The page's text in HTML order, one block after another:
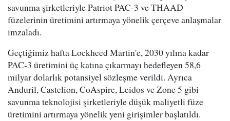
savunma şirketleriyle Patriot PAC-3 ve THAAD
füzelerinin üretimini artırmaya yönelik çerçeve anlaşmalar
imzaladı.
Geçtiğimiz hafta Lockheed Martin'e, 2030 yılına kadar
PAC-3 üretimini üç katına çıkarmayı hedefleyen 58,6
milyar dolarlık potansiyel sözleşme verildi. Ayrıca
Anduril, Castelion, CoAspire, Leidos ve Zone 5 gibi
savunma teknolojisi şirketleriyle düşük maliyetli füze
üretimini artırmaya yönelik yeni girişimler başlatıldı.